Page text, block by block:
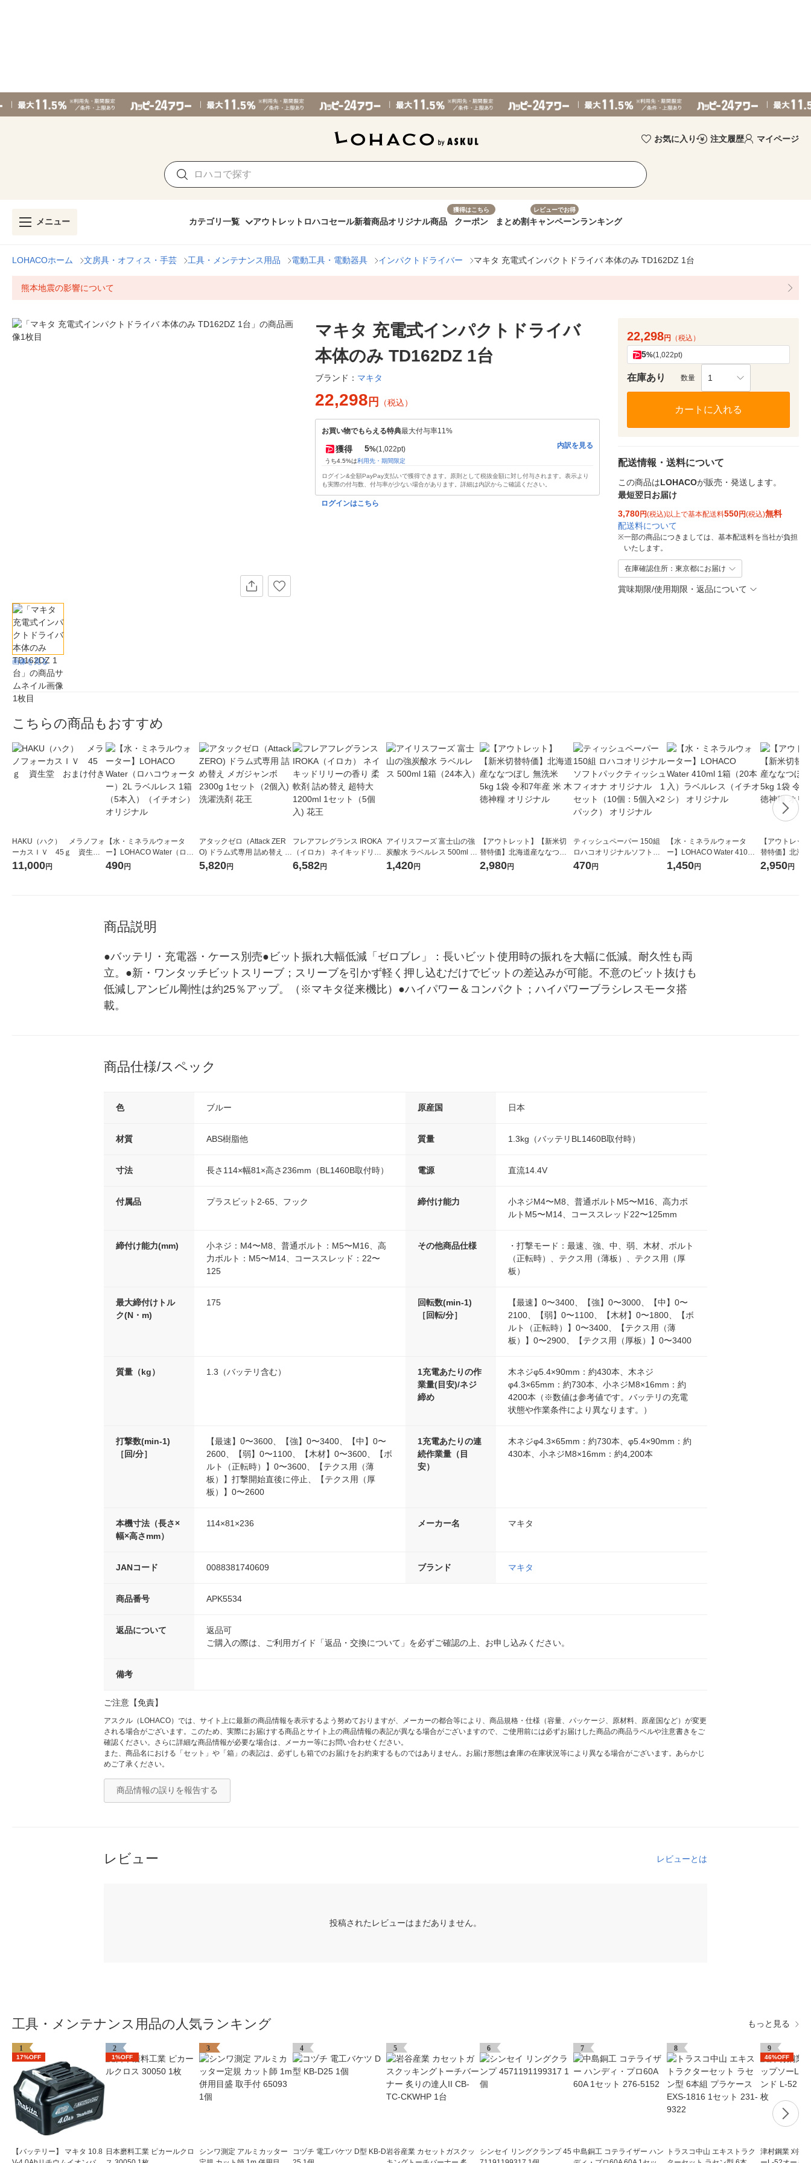
お気に入り 注文履歴 マイページ
メニュー カテゴリ一覧 アウトレット ロハコセール新着商品オリジナル商品
獲得はこちら
クーポン まとめ割
レビューでお得
キャンペーンランキング
LOHACOホーム 文房具・オフィス・手芸 工具・メンテナンス用品 電動工具・電動器具 インパクトドライバー マキタ 充電式インパクトドライバ 本体のみ TD162DZ 1台
熊本地震の影響について
画像を見る
マキタ 充電式インパクトドライバ
本体のみ TD162DZ 1台
ブランド： マキタ
22,298 円 （税込）
お買い物でもらえる特典最大付与率11%
獲得 5%(1,022pt)
うち4.5%は利用先・期間限定
内訳を見る
ログイン&全額PayPay支払いで獲得できます。原則として税抜金額に対し付与されます。表示より
も実際の付与数、付与率が少ない場合があります。詳細は内訳からご確認ください。
ログインはこちら
22,298円 （税込）
5%(1,022pt)
在庫あり 数量 1
カートに入れる
配送情報・送料について
この商品はLOHACOが販売・発送します。
最短翌日お届け
3,780円(税込)以上で基本配送料550円(税込)無料
配送料について
※一部の商品につきましては、基本配送料を当社が負担
いたします。
在庫確認住所：東京都にお届け
賞味期限/使用期限・返品について
こちらの商品もおすすめ
HAKU（ハク） メラノフォ
ーカスＩＶ 45ｇ 資生
堂 おまけ付き
11,000円
【水・ミネラルウォータ
ー】LOHACO Water（ロハ
コウォーター）2L ラベルレ
490円
アタックゼロ（Attack ZER
O) ドラム式専用 詰め替え メ
ガジャンボ 2300g 1セット
5,820円
フレアフレグランス IROKA
（イロカ） ネイキッドリリ
ーの香り 柔軟剤 詰め替え 超
6,582円
アイリスフーズ 富士山の強
炭酸水 ラベルレス 500ml 1
箱（24本入）
1,420円
【アウトレット】【新米切
替特価】北海道産ななつぼ
し 無洗米 5kg 1袋 令和7年産
2,980円
ティッシュペーパー 150組
ロハコオリジナルソフトパ
ックティッシュ フィオナ オ
470円
【水・ミネラルウォータ
ー】LOHACO Water 410ml
1箱（20本入）ラベルレス
1,450円
【アウトレッ
替特価】北海
し 精白米 5kg
2,950円
商品説明
●バッテリ・充電器・ケース別売●ビット振れ大幅低減「ゼロブレ」：長いビット使用時の振れを大幅に低減。耐久性も両
立。●新・ワンタッチビットスリーブ；スリーブを引かず軽く押し込むだけでビットの差込みが可能。不意のビット抜けも
低減しアンビル剛性は約25％アップ。（※マキタ従来機比）●ハイパワー＆コンパクト；ハイパワーブラシレスモータ搭
載。
商品仕様/スペック
色 ブルー 原産国 日本
材質 ABS樹脂他 質量 1.3kg（バッテリBL1460B取付時）
寸法 長さ114×幅81×高さ236mm（BL1460B取付時） 電源 直流14.4V
付属品 プラスビット2-65、フック 締付け能力
小ネジM4〜M8、普通ボルトM5〜M16、高力ボ
ルトM5〜M14、コーススレッド22〜125mm
締付け能力(mm)
小ネジ：M4〜M8、普通ボルト：M5〜M16、高
力ボルト：M5〜M14、コーススレッド：22〜
125
その他商品仕様
・打撃モード：最速、強、中、弱、木材、ボルト
（正転時）、テクス用（薄板）、テクス用（厚
板）
最大締付けトル
ク(N・m)
175
回転数(min-1)
［回転/分］
【最速】0〜3400、【強】0〜3000、【中】0〜
2100、【弱】0〜1100、【木材】0〜1800、【ボ
ルト（正転時）】0〜3400、【テクス用（薄
板）】0〜2900、【テクス用（厚板）】0〜3400
質量（kg） 1.3（バッテリ含む）
1充電あたりの作
業量(目安)/ネジ
締め
木ネジφ5.4×90mm：約430本、木ネジ
φ4.3×65mm：約730本、小ネジM8×16mm：約
4200本（※数値は参考値です。バッテリの充電
状態や作業条件により異なります。）
打撃数(min-1)
［回/分］
【最速】0〜3600、【強】0〜3400、【中】0〜
2600、【弱】0〜1100、【木材】0〜3600、【ボ
ルト（正転時）】0〜3600、【テクス用（薄
板）】打撃開始直後に停止、【テクス用（厚
板）】0〜2600
1充電あたりの連
続作業量（目
安）
木ネジφ4.3×65mm：約730本、φ5.4×90mm：約
430本、小ネジM8×16mm：約4,200本
本機寸法（長さ×
幅×高さmm）
114×81×236 メーカー名 マキタ
JANコード 0088381740609 ブランド マキタ
商品番号 APK5534
返品について
返品可
ご購入の際は、ご利用ガイド「返品・交換について」を必ずご確認の上、お申し込みください。
備考
ご注意【免責】
アスクル（LOHACO）では、サイト上に最新の商品情報を表示するよう努めておりますが、メーカーの都合等により、商品規格・仕様（容量、パッケージ、原材料、原産国など）が変更
される場合がございます。このため、実際にお届けする商品とサイト上の商品情報の表記が異なる場合がございますので、ご使用前には必ずお届けした商品の商品ラベルや注意書きをご
確認ください。さらに詳細な商品情報が必要な場合は、メーカー等にお問い合わせください。
また、商品名における「セット」や「箱」の表記は、必ずしも箱でのお届けをお約束するものではありません。お届け形態は倉庫の在庫状況等により異なる場合がございます。あらかじ
めご了承ください。
商品情報の誤りを報告する
レビュー レビューとは
投稿されたレビューはまだありません。
工具・メンテナンス用品の人気ランキング もっと見る
1
17%OFF
【バッテリー】 マキタ 10.8
2
1%OFF
日本磨料工業 ピカールクロ
3
シンワ測定 アルミカッター
4
コヅチ 電工バケツ D型 KB-D
5
岩谷産業 カセットガスクッ
6
シンセイ リングクランプ 45
7
中島銅工 コテライザー ハン
8
トラスコ中山 エキストラク
9
46%OFF
津村鋼業 刈払